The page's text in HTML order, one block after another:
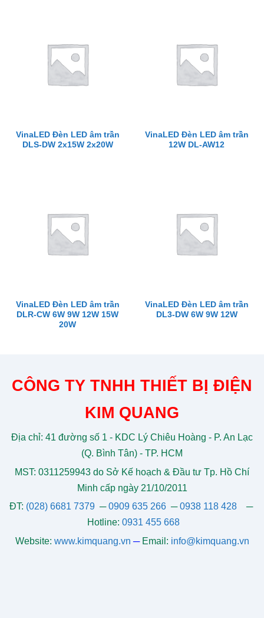
VinaLED Đèn LED âm trần
DLS-DW 2x15W 2x20W
VinaLED Đèn LED âm trần
12W DL-AW12
VinaLED Đèn LED âm trần
DLR-CW 6W 9W 12W 15W
20W
VinaLED Đèn LED âm trần
DL3-DW 6W 9W 12W
CÔNG TY TNHH THIẾT BỊ ĐIỆN
KIM QUANG
Địa chỉ: 41 đường số 1 - KDC Lý Chiêu Hoàng - P. An Lạc
(Q. Bình Tân) - TP. HCM
MST: 0311259943 do Sở Kế hoạch & Đầu tư Tp. Hồ Chí
Minh cấp ngày 21/10/2011
ĐT: (028) 6681 7379 ─0909 635 266─0938 118 428─
Hotline: 0931 455 668
Website: www.kimquang.vn ─ Email: info@kimquang.vn